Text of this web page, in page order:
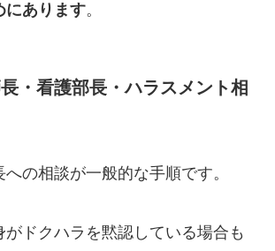
にあります。
・看護部長・ハラスメント相
への相談が一般的な手順です。
がドクハラを黙認している場合も